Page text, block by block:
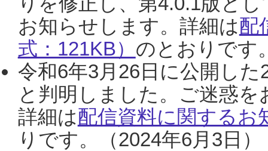
お知らせします。詳細は配
式：121KB） のとおりです
令和6年3月26日に公開し
と判明しました。ご迷惑
詳細は配信資料に関するお
りです。（2024年6月3日）